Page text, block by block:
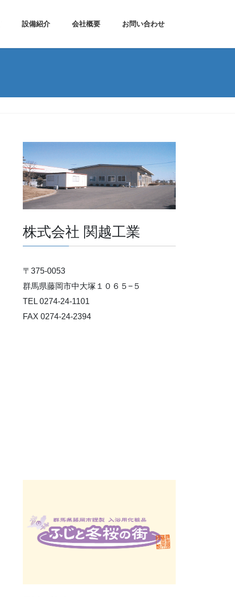
設備紹介 会社概要 お問い合わせ
株式会社 関越工業
〒375-0053
群馬県藤岡市中大塚１０６５−５
TEL 0274-24-1101
FAX 0274-24-2394